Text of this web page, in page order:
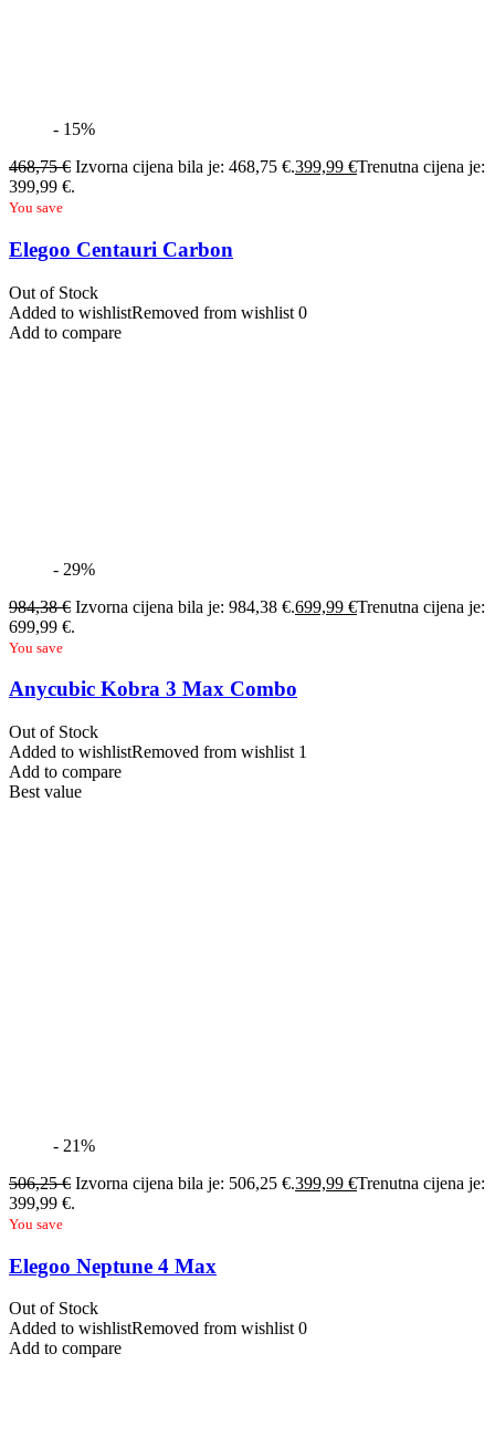
- 15%
468,75€ Izvorna cijena bila je: 468,75 €.399,99 €Trenutna cijena je:
399,99 €.
You save
Elegoo Centauri Carbon
Out of Stock
Added to wishlistRemoved from wishlist 0
Add to compare
- 29%
984,38€ Izvorna cijena bila je: 984,38 €.699,99 €Trenutna cijena je:
699,99 €.
You save
Anycubic Kobra 3 Max Combo
Out of Stock
Added to wishlistRemoved from wishlist 1
Add to compare
Best value
- 21%
506,25€ Izvorna cijena bila je: 506,25 €.399,99 €Trenutna cijena je:
399,99 €.
You save
Elegoo Neptune 4 Max
Out of Stock
Added to wishlistRemoved from wishlist 0
Add to compare